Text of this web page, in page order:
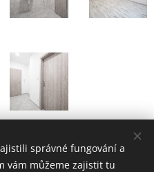
správné fungování a
vám můžeme zajistit tu